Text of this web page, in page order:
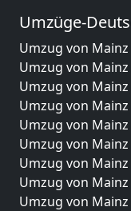
Umzüge-
Umzug von
Umzug von
Umzug von
Umzug von
Umzug von
Umzug von
Umzug von
Umzug von
Umzug von